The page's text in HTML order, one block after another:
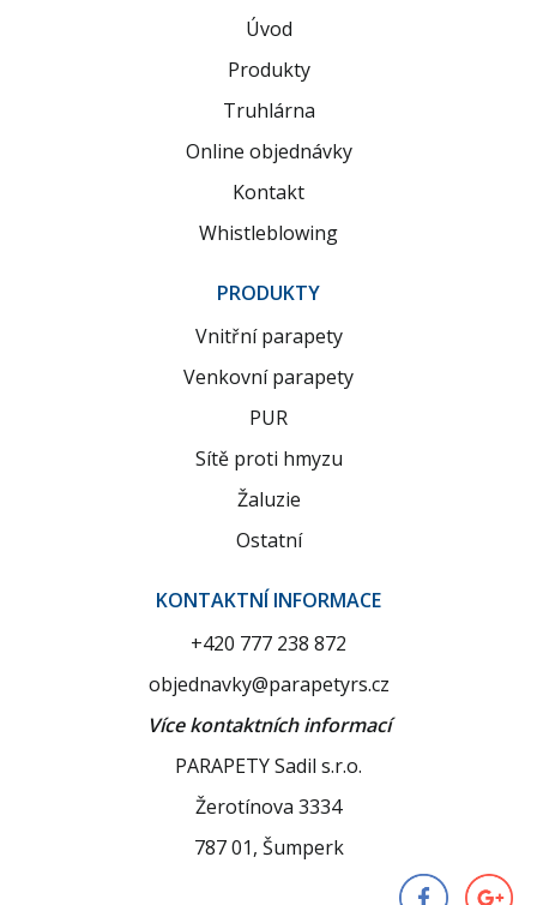
Úvod
Produkty
Truhlárna
Online objednávky
Kontakt
Whistleblowing
PRODUKTY
Vnitřní parapety
Venkovní parapety
PUR
Sítě proti hmyzu
Žaluzie
Ostatní
KONTAKTNÍ INFORMACE
+420 777 238 872
objednavky@parapetyrs.cz
Více kontaktních informací
PARAPETY Sadil s.r.o.
Žerotínova 3334
787 01, Šumperk